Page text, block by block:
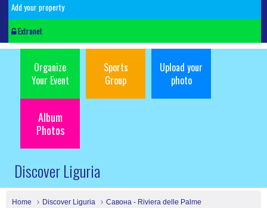
Add your property
Extranet
Organize
Your Event
Sports
Group
Upload your
photo
Album
Photos
Discover Liguria
Home Discover Liguria
Савона - Riviera delle Palme